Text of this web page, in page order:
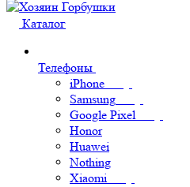
Каталог
Телефоны
iPhone
Samsung
Google Pixel
Honor
Huawei
Nothing
Xiaomi